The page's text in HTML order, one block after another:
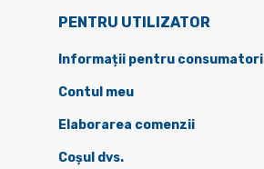
PENTRU UTILIZATOR
Informații pentru consumatori
Contul meu
Elaborarea comenzii
Coșul dvs.